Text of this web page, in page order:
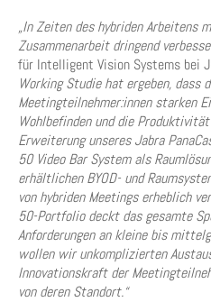
„In Zeiten des hybriden Arbeitens
Zusammenarbeit dringend
für Intelligent Vision Systems bei
Working Studie hat ergeben, dass
Meetingteilnehmer:innen starken
Wohlbefinden und die
Erweiterung unseres Jabra
50 Video Bar System als
erhältlichen BYOD- und
von hybriden Meetings erheblich
50-Portfolio deckt das gesamte
Anforderungen an kleine bis
wollen wir unkomplizierten
Innovationskraft der
von deren Standort.“